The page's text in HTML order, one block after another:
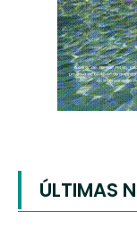
ÚLTIMAS